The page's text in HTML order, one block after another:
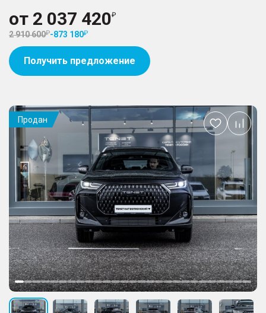
от 2 037 420
2 910 600 -873 180
Получить предложение
Продан
Добавить
в
избранное